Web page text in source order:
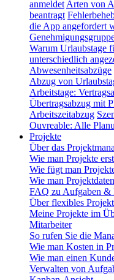
anmeldet Arten von
beantragt
die App angefordert
Warum Urlaubstage
unterschiedlich
Abwesenheitsabzüge
Abzug von
Arbeitstage:
Übertragsabzug mit
Arbeitszeitabzug
Ouvreable: Alle
Projekte
Über das
Wie man Projekte
Wie fügt man
Wie man
FAQ zu Aufgaben &
Über flexibles
Meine Projekte im
Mitarbeiter
So rufen Sie die
Wie man Kosten in
Wie man einen
Verwalten von